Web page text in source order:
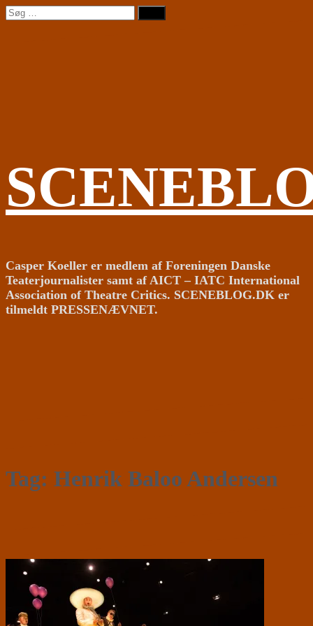
Videre
til
Søg
efter:
Casper Koeller er medlem af Foreningen Danske
Teaterjournalister samt af AICT – IATC International
Association of Theatre Critics. SCENEBLOG.DK er
tilmeldt PRESSENÆVNET.
Tag: Henrik Baloo Andersen